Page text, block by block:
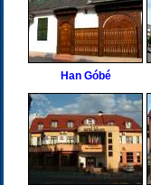
Han Góbé